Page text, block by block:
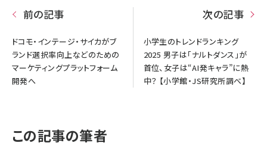
前の記事
ドコモ・インテージ・サイカがブ
ランド選択率向上などのための
マーケティングプラットフォーム
開発へ
次の記事
小学生のトレンドランキング
2025 男子は「ナルトダンス」が
首位、女子は“AI発キャラ”に熱
中？ 【小学館・JS研究所調べ】
この記事の筆者